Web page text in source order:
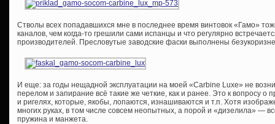
Стволы всех попадавшихся мне в последнее время винтовок «Гамо»
каналов, чем когда-то грешили сами испанцы и что регулярно
производителей. Пресловутые заводские фаски выполнены
И еще: за годы нещадной эксплуатации на моей «Carbine Luxe» не
перелом и запирание всё такие же четкие, как и ранее. Это к вопросу о
и ригелях, которые, якобы, лопаются, изнашиваются и т.п. Хотя
многих руках, в том числе совсем неопытных, а порой и «дизелила» —
пружина и манжета.